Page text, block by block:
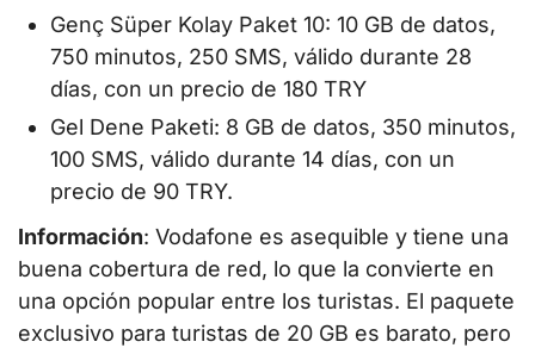
Genç Süper Kolay Paket 10: 10 GB de datos,
750 minutos, 250 SMS, válido durante 28
días, con un precio de 180 TRY
Gel Dene Paketi: 8 GB de datos, 350 minutos,
100 SMS, válido durante 14 días, con un
precio de 90 TRY.
Información: Vodafone es asequible y tiene una
buena cobertura de red, lo que la convierte en
una opción popular entre los turistas. El paquete
exclusivo para turistas de 20 GB es barato, pero